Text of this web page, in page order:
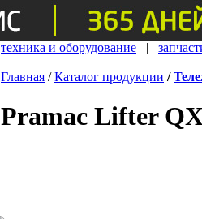
техника и оборудование |
Главная /Каталог продукции /
Pramac Lifter